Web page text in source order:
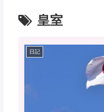
皇室
日記